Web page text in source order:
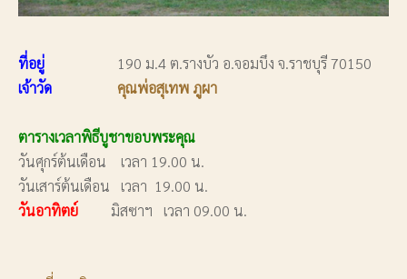
ที่อยู่
190 ม.4 ต.รางบัว อ.จอมบึง จ.ราชบุรี 70150
เจ้าวัด
คุณพ่อสุเทพ ภูผา
ตารางเวลาพิธีบูชาขอบพระคุณ
วันศุกร์ต้นเดือน เวลา 19.00 น.
วันเสาร์ต้นเดือน เวลา 19.00 น.
วันอาทิตย์
มิสซาฯ เวลา 09.00 น.